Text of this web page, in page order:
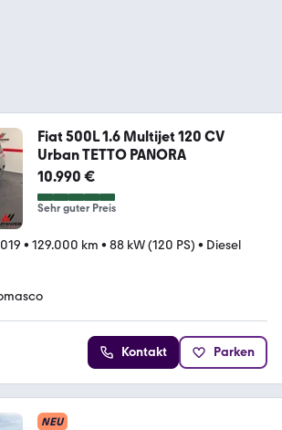
Fiat 500L 1.6 Multijet 120 CV
Urban TETTO PANORA
10.990 €
Sehr guter Preis
• 129.000 km • 88 kW (120 PS) • Diesel
Kontakt Parken
NEU